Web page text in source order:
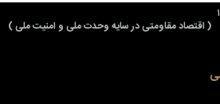
( اقتصاد مقاومتی در سایه وحدت ملی و امنیت ملی )